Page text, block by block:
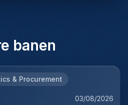
banen
& Procurement
03/08/2026